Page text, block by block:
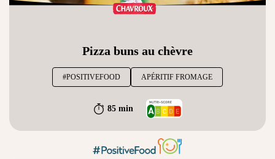
Pizza buns au chèvre
#POSITIVEFOOD APÉRITIF FROMAGE
85 min